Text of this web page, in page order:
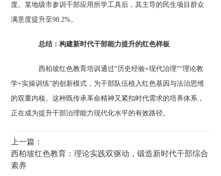
度。某地级市参训干部应用所学工具后，其主导的民生项目群众
满意度提升至98.2%。
总结：构建新时代干部能力提升的红色样板‌
西柏坡红色教育培训通过“历史经验+现代治理”“理论教
学+实操训练”的创新模式，为干部队伍植入红色基因与法治思维
的双重内核。这种既传承革命精神又紧扣时代需求的培养体系，
正在成为提升干部治理能力现代化水平的有效路径。
上一篇：
西柏坡红色教育：理论实践双驱动，锻造新时代干部综合
素养‌